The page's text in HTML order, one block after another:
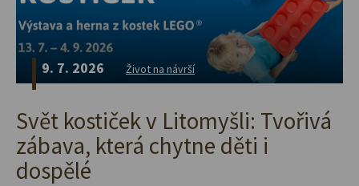
9. 7. 2026 Život na návrší
Svět kostiček v Litomyšli: Tvořivá
zábava, která chytne děti i
dospělé